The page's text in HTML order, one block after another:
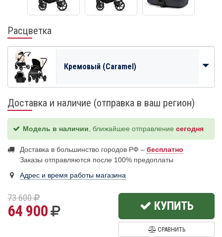
Расцветка
Кремовый (Caramel)
Доставка и наличие (отправка в ваш регион)
Модель в наличии , ближайшее отправление сегодня
Доставка в большинство городов РФ – бесплатно
Заказы отправляются после 100% предоплаты
Адрес и время работы магазина
73 600
64 900 КУПИТЬ
СРАВНИТЬ